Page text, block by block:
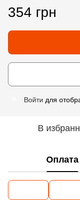
354 грн
Войти для
В
Оплата